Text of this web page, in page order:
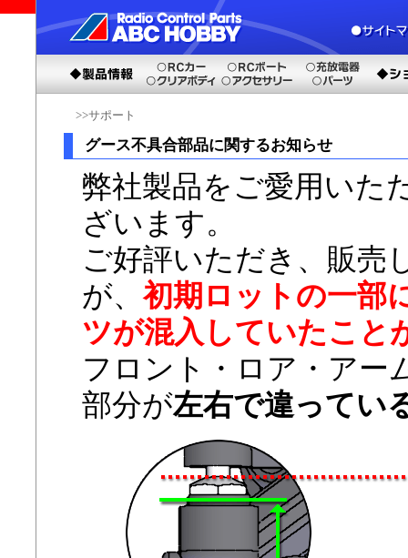
>>サポート
グース不具合部品に関するお知らせ
弊社製品をご愛用いた
ざいます。
ご好評いただき、販売
が、初期ロットの一部
ツが混入していたこと
フロント・ロア・アー
部分が左右で違ってい